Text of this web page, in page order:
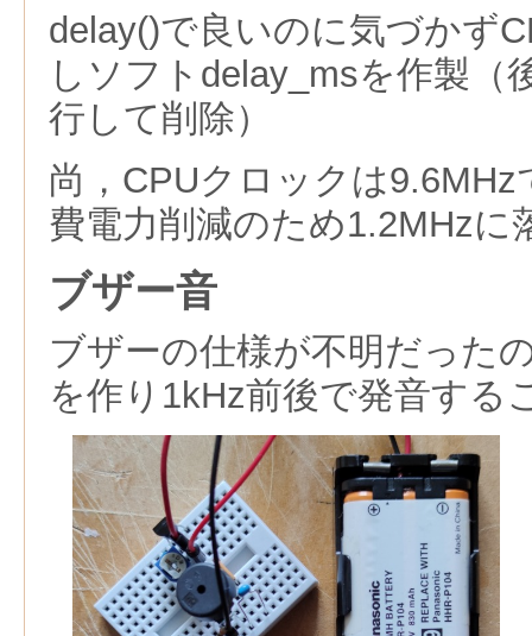
delay()で良いのに気づかず
しソフトdelay_msを作製（
行して削除）
尚，CPUクロックは
費電力削減のため1.2MHzに
ブザー音
ブザーの仕様が不明だった
を作り1kHz前後で発音する